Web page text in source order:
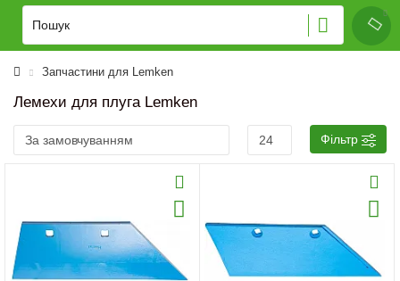
Запчастини для Lemken
Лемехи для плуга Lemken
Фільтр